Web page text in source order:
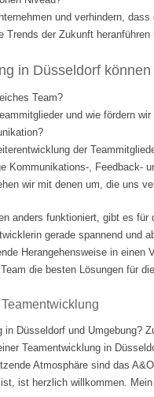
und verhindern,
Trends der Zukunft
in Düsseldorf
Team?
und wie fördern
der
Kommunikations-, Feedback-
wir mit denen um, die uns
anders funktioniert, gibt es
gerade spannend
Herangehensweise in
die besten Lösungen für
Düsseldorf und Umgebung?
Teamentwicklung in
Atmosphäre sind das
ist herzlich willkommen.